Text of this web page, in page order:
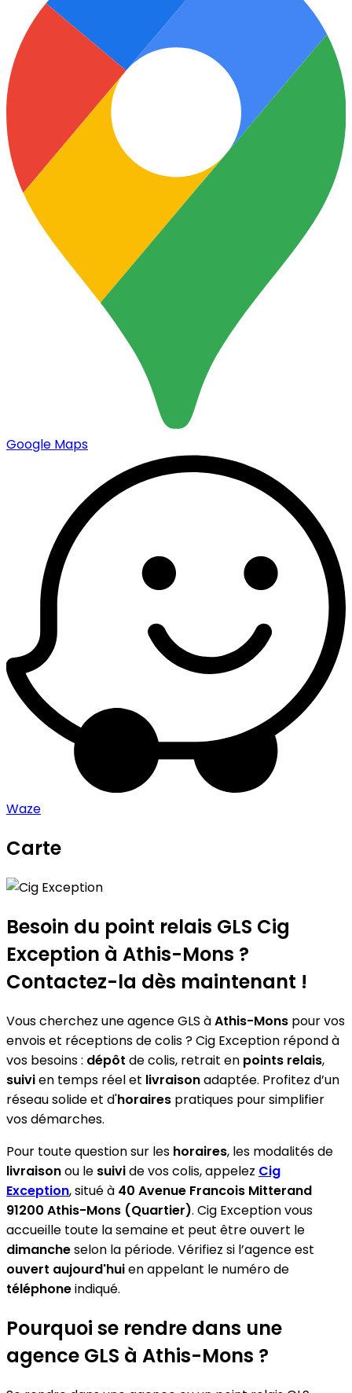
Google Maps
Waze
Carte
+
−
Besoin du point relais GLS Cig
Exception à Athis-Mons ?
Contactez-la dès maintenant !
Vous cherchez une agence GLS àAthis-Mons pour vos
envois et réceptions de colis ? Cig Exception répond à
vos besoins : dépôt de colis, retrait en points relais,
suivien temps réel et livraisonadaptée. Profitez d’un
réseau solide et d'horaires pratiques pour simplifier
vos démarches.
Pour toute question sur les horaires, les modalités de
livraisonou le suivide vos colis, appelez Cig
Exception, situé à 40 Avenue Francois Mitterand
91200 Athis-Mons (Quartier). Cig Exception vous
accueille toute la semaine et peut être ouvert le
dimancheselon la période. Vérifiez si l’agence est
ouvert aujourd'huien appelant le numéro de
téléphoneindiqué.
Pourquoi se rendre dans une
agence GLS à Athis-Mons ?